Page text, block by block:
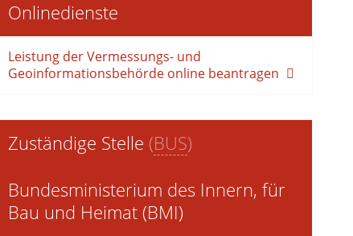
Onlinedienste
Leistung der Vermessungs- und
Geoinformationsbehörde online beantragen
Zuständige Stelle (BUS)
Bundesministerium des Innern, für
Bau und Heimat (BMI)